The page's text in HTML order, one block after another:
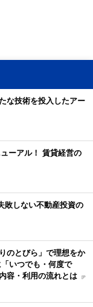
な技術を投入したアー
ーアル！ 賃貸経営の
敗しない不動産投資の
のとびら」で理想をか
いつでも・何度で
容・利用の流れとは [P